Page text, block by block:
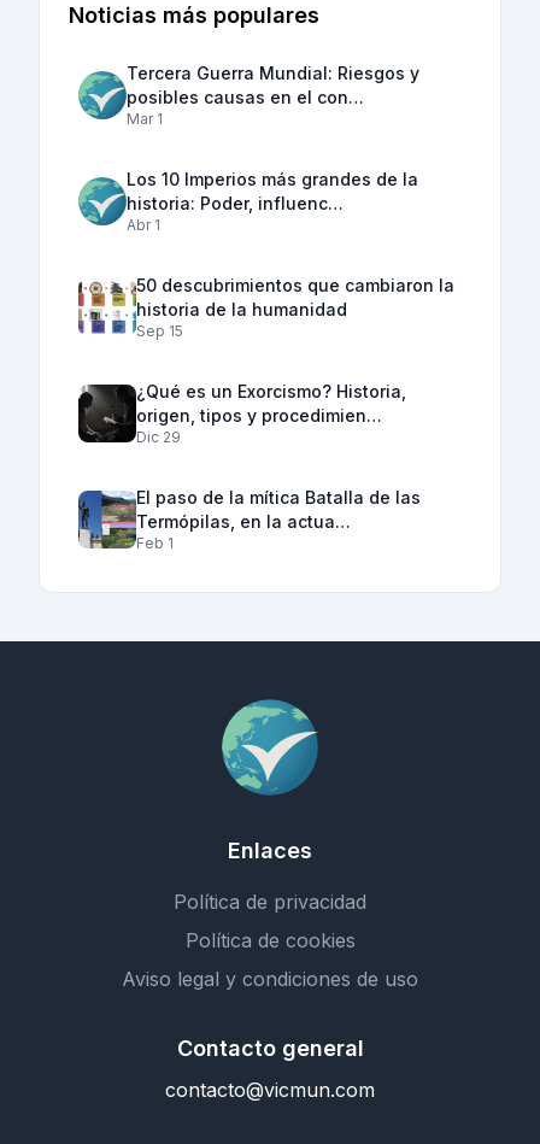
Noticias más populares
Tercera Guerra Mundial: Riesgos y
posibles causas en el con…
Mar 1
Los 10 Imperios más grandes de la
historia: Poder, influenc…
Abr 1
50 descubrimientos que cambiaron la
historia de la humanidad
Sep 15
¿Qué es un Exorcismo? Historia,
origen, tipos y procedimien…
Dic 29
El paso de la mítica Batalla de las
Termópilas, en la actua…
Feb 1
Enlaces
Política de privacidad
Política de cookies
Aviso legal y condiciones de uso
Contacto general
contacto@vicmun.com